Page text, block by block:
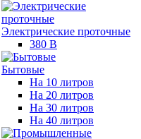
Электрические проточные
380 В
Бытовые
На 10 литров
На 20 литров
На 30 литров
На 40 литров